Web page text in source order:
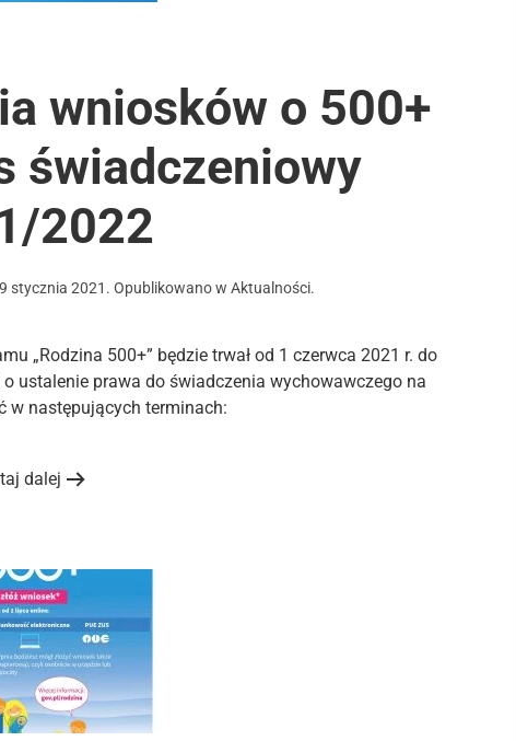
wniosków o 500+
świadczeniowy
2022
stycznia 2021 . Opublikowano wAktualności.
„Rodzina 500+” będzie trwał od 1 czerwca 2021 r. do
ustalenie prawa do świadczenia wychowawczego na
w następujących terminach:
dalej